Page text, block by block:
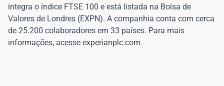
integra o índice FTSE 100 e está listada na Bolsa de
Valores de Londres (EXPN). A companhia conta com cerca
de 25.200 colaboradores em 33 países. Para mais
informações, acesse experianplc.com.